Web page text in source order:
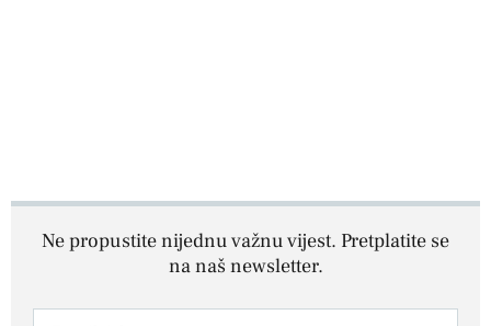
Ne propustite nijednu važnu vijest. Pretplatite se
na naš newsletter.